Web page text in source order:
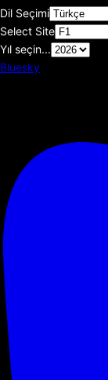
Dil Seçimi
Select Site
Yıl seçin...
Bluesky